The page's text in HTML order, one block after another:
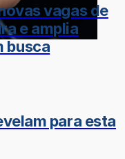
vagas de
e amplia
busca
para esta